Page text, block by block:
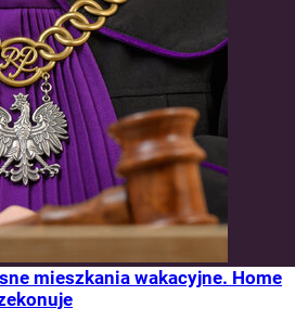
mieszkania wakacyjne. Home